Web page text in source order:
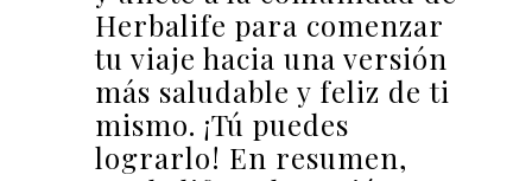
Herbalife para comenzar
tu viaje hacia una versión
más saludable y feliz de ti
mismo. ¡Tú puedes
lograrlo! En resumen,